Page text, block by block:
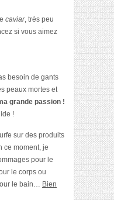
caviar, très peu
si vous aimez
besoin de gants
peaux mortes et
grande passion !
!
sur des produits
ce moment, je
pour le
le corps ou
le bain… Bien